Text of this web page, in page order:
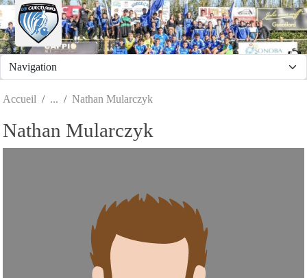
Accueil Nathan Mularczyk
Nathan Mularczyk
Panneau de gestion des cookies